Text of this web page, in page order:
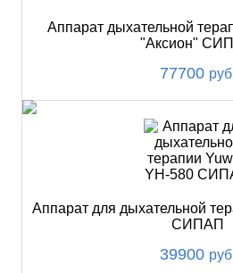
Аппарат дыхательной
"Аксион"
77700
Аппарат для дыхательной
СИПАП
39900